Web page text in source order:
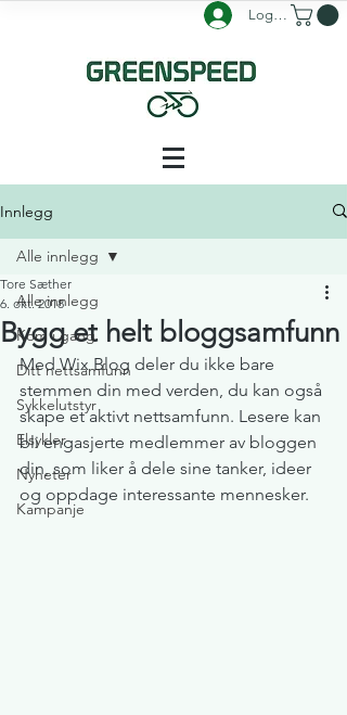
Logg inn
Innlegg
Alle innlegg
Kom i gang
Ditt nettsamfunn
Sykkelutstyr
Elsykler
Nyheter
Kampanje
Alle innlegg
Bygg et helt bloggsamfunn
Tore Sæther
6. okt. 2018
Med Wix Blog deler du ikke bare
stemmen din med verden, du kan også
skape et aktivt nettsamfunn. Lesere kan
bli engasjerte medlemmer av bloggen
din, som liker å dele sine tanker, ideer
og oppdage interessante mennesker.